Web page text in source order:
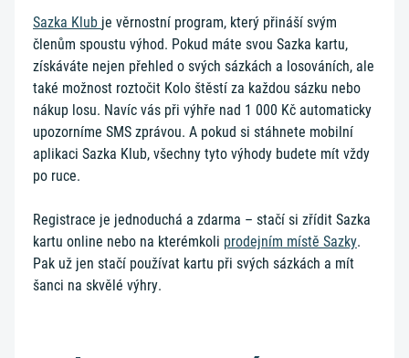
Sazka Klub je věrnostní program, který přináší svým
členům spoustu výhod. Pokud máte svou Sazka kartu,
získáváte nejen přehled o svých sázkách a losováních, ale
také možnost roztočit Kolo štěstí za každou sázku nebo
nákup losu. Navíc vás při výhře nad 1 000 Kč automaticky
upozorníme SMS zprávou. A pokud si stáhnete mobilní
aplikaci Sazka Klub, všechny tyto výhody budete mít vždy
po ruce.
Registrace je jednoduchá a zdarma – stačí si zřídit Sazka
kartu online nebo na kterémkoli prodejním místě Sazky.
Pak už jen stačí používat kartu při svých sázkách a mít
šanci na skvělé výhry.